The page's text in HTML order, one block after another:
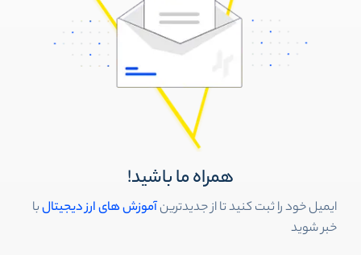
همراه ما باشید!
ایمیل خود را ثبت کنید تا از جدیدترینآموزش های ارز دیجیتالبا
خبر شوید